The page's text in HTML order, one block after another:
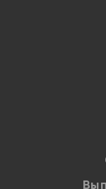
персональных
Введите